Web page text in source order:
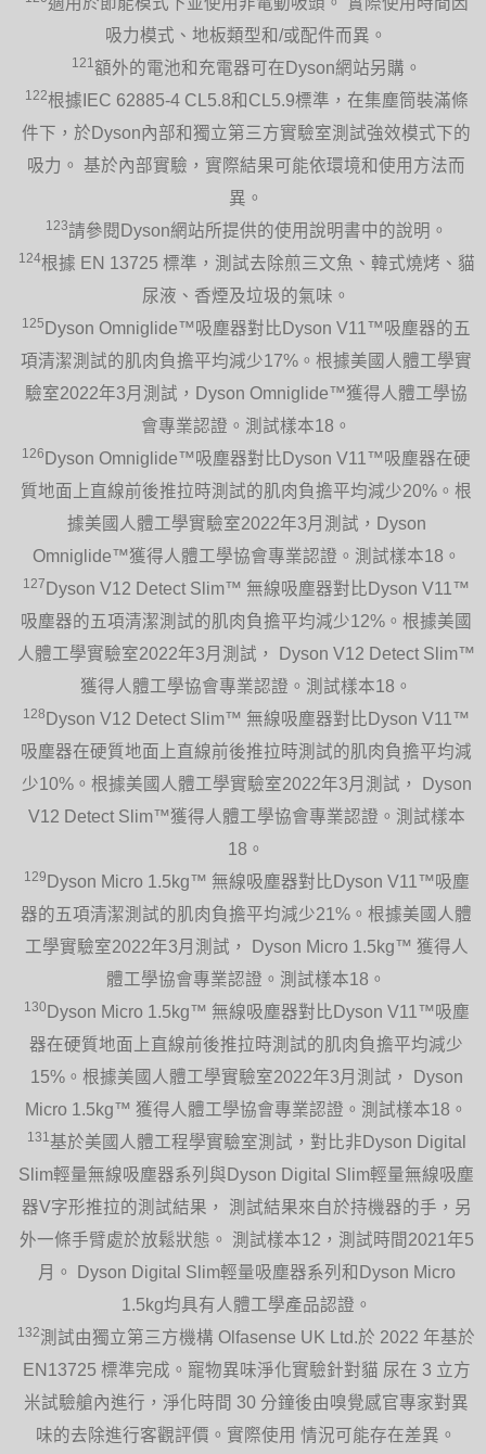
吸力模式、地板類型和/或配件而異。
121 額外的電池和充電器可在Dyson網站另購。
122根據IEC 62885-4 CL5.8和CL5.9標準，在集塵筒裝滿條
件下，於Dyson內部和獨立第三方實驗室測試強效模式下的
吸力。 基於內部實驗，實際結果可能依環境和使用方法而
異。
123請參閱Dyson網站所提供的使用說明書中的說明。
124根據 EN 13725 標準，測試去除煎三文魚、韓式燒烤、貓
尿液、香煙及垃圾的氣味。
125 Dyson Omniglide™吸塵器對比Dyson V11™吸塵器的五
項清潔測試的肌肉負擔平均減少17%。根據美國人體工學實
驗室2022年3月測試，Dyson Omniglide™獲得人體工學協
會專業認證。測試樣本18。
126 Dyson Omniglide™吸塵器對比Dyson V11™吸塵器在硬
質地面上直線前後推拉時測試的肌肉負擔平均減少20%。根
據美國人體工學實驗室2022年3月測試，Dyson
Omniglide™獲得人體工學協會專業認證。測試樣本18。
127 Dyson V12 Detect Slim™ 無線吸塵器對比Dyson V11™
吸塵器的五項清潔測試的肌肉負擔平均減少12%。根據美國
人體工學實驗室2022年3月測試， Dyson V12 Detect Slim™
獲得人體工學協會專業認證。測試樣本18。
128 Dyson V12 Detect Slim™ 無線吸塵器對比Dyson V11™
吸塵器在硬質地面上直線前後推拉時測試的肌肉負擔平均減
少10%。根據美國人體工學實驗室2022年3月測試， Dyson
V12 Detect Slim™獲得人體工學協會專業認證。測試樣本
18。
129 Dyson Micro 1.5kg™ 無線吸塵器對比Dyson V11™吸塵
器的五項清潔測試的肌肉負擔平均減少21%。根據美國人體
工學實驗室2022年3月測試， Dyson Micro 1.5kg™ 獲得人
體工學協會專業認證。測試樣本18。
130 Dyson Micro 1.5kg™ 無線吸塵器對比Dyson V11™吸塵
器在硬質地面上直線前後推拉時測試的肌肉負擔平均減少
15%。根據美國人體工學實驗室2022年3月測試， Dyson
Micro 1.5kg™ 獲得人體工學協會專業認證。測試樣本18。
131 基於美國人體工程學實驗室測試，對比非Dyson Digital
Slim輕量無線吸塵器系列與Dyson Digital Slim輕量無線吸塵
器V字形推拉的測試結果， 測試結果來自於持機器的手，另
外一條手臂處於放鬆狀態。 測試樣本12，測試時間2021年5
月。 Dyson Digital Slim輕量吸塵器系列和Dyson Micro
1.5kg均具有人體工學產品認證。
132測試由獨立第三方機構 Olfasense UK Ltd.於 2022 年基於
EN13725 標準完成。寵物異味淨化實驗針對貓 尿在 3 立方
米試驗艙內進行，淨化時間 30 分鐘後由嗅覺感官專家對異
味的去除進行客觀評價。實際使用 情況可能存在差異。